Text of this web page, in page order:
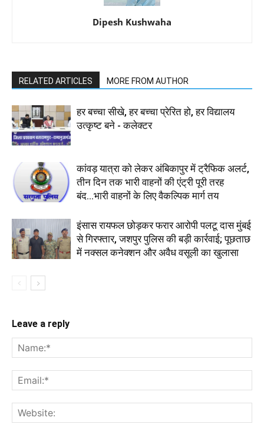
Dipesh Kushwaha
RELATED ARTICLES MORE FROM AUTHOR
हर बच्चा सीखे, हर बच्चा प्रेरित हो, हर विद्यालय
उत्कृष्ट बने - कलेक्टर
कांवड़ यात्रा को लेकर अंबिकापुर में ट्रैफिक अलर्ट,
तीन दिन तक भारी वाहनों की एंट्री पूरी तरह
बंद...भारी वाहनों के लिए वैकल्पिक मार्ग तय
इंसास रायफल छोड़कर फरार आरोपी पलटू दास मुंबई
से गिरफ्तार, जशपुर पुलिस की बड़ी कार्रवाई; पूछताछ
में नक्सल कनेक्शन और अवैध वसूली का खुलासा
Leave a reply